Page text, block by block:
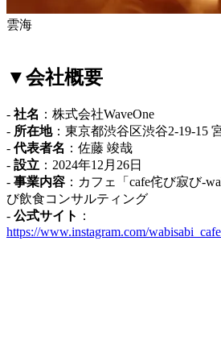
雲海
▼会社概要
- 社名 ：株式会社WaveOne
- 所在地：東京都渋谷区渋谷2-19-15
-代表者名 ：佐藤 竣哉
- 設立 ：2024年12月26日
- 事業内容 ：カフェ「cafe侘び寂び-
び飲食コンサルティング
- 公式サイト ：
https://www.instagram.com/